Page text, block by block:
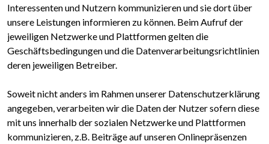
Interessenten und Nutzern kommunizieren und sie dort über
unsere Leistungen informieren zu können. Beim Aufruf der
jeweiligen Netzwerke und Plattformen gelten die
Geschäftsbedingungen und die Datenverarbeitungsrichtlinien
deren jeweiligen Betreiber.
Soweit nicht anders im Rahmen unserer Datenschutzerklärung
angegeben, verarbeiten wir die Daten der Nutzer sofern diese
mit uns innerhalb der sozialen Netzwerke und Plattformen
kommunizieren, z.B. Beiträge auf unseren Onlinepräsenzen